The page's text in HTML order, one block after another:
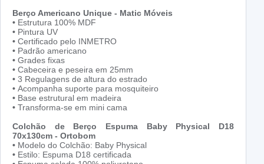
Berço Americano Unique - Matic Móveis
• Estrutura 100% MDF
• Pintura UV
• Certificado pelo INMETRO
• Padrão americano
• Grades fixas
• Cabeceira e peseira em 25mm
• 3 Regulagens de altura do estrado
• Acompanha suporte para mosquiteiro
• Base estrutural em madeira
• Transforma-se em mini cama
Colchão de Berço Espuma Baby Physical D18
70x130cm - Ortobom
• Modelo do Colchão: Baby Physical
• Estilo: Espuma D18 certificada